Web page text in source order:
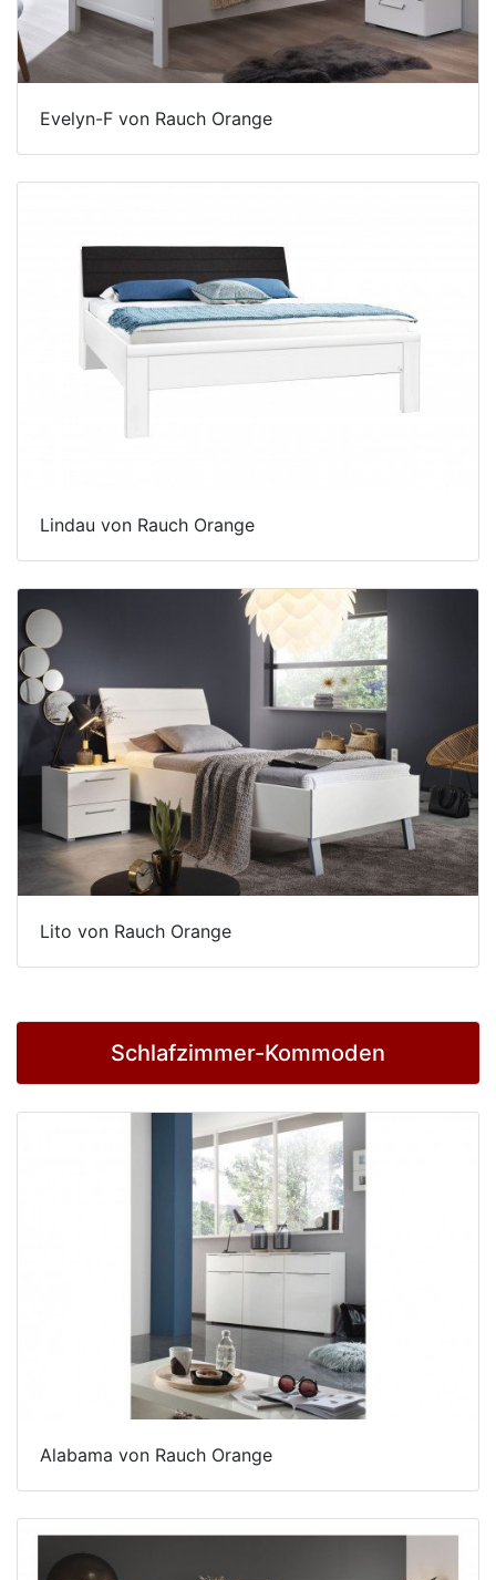
Evelyn-F von Rauch Orange
Lindau von Rauch Orange
Lito von Rauch Orange
Schlafzimmer-Kommoden
Alabama von Rauch Orange